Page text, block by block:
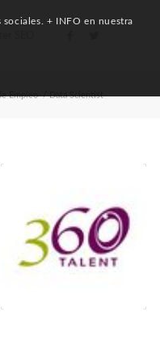
Empleo / Data Scientist
+ INFO en nuestra